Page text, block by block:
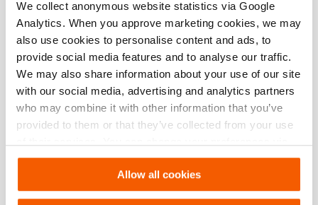
We collect anonymous website statistics via Google
Analytics. When you approve marketing cookies, we may
also use cookies to personalise content and ads, to
provide social media features and to analyse our traffic.
We may also share information about your use of our site
with our social media, advertising and analytics partners
who may combine it with other information that you’ve
provided to them or that they’ve collected from your use
Settings. See ourcookiestatement.
Allow all cookies
Especificações
Detalhes
Número do artigo 101.002.804
pressão de trabalho máx. 550 / 55 (bar/MPa)